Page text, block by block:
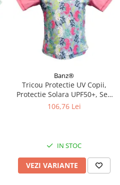
Banz®
Tricou Protectie UV Copii,
Protectie Solara UPF50+, Sea
Horse, Diverse marimi
106,76 Lei
IN STOC
VEZI VARIANTE